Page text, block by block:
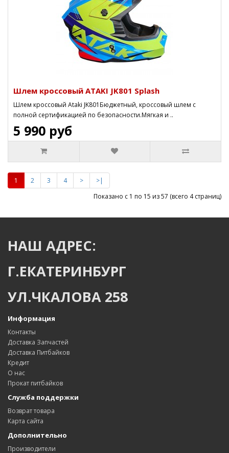
Шлем кроссовый ATAKI JK801 Splash
Шлем кроссовый Ataki JK801Бюджетный, кроссовый шлем с
полной сертификацией по безопасности.Мягкая и ..
5 990 руб
1 2 3 4 >
>|
Показано с 1 по 15 из 57 (всего 4 страниц)
НАШ АДРЕС:
Г.ЕКАТЕРИНБУРГ
УЛ.ЧКАЛОВА 258
Информация
Контакты
Доставка Запчастей
Доставка Питбайков
Кредит
О нас
Прокат питбайков
Служба поддержки
Возврат товара
Карта сайта
Дополнительно
Производители